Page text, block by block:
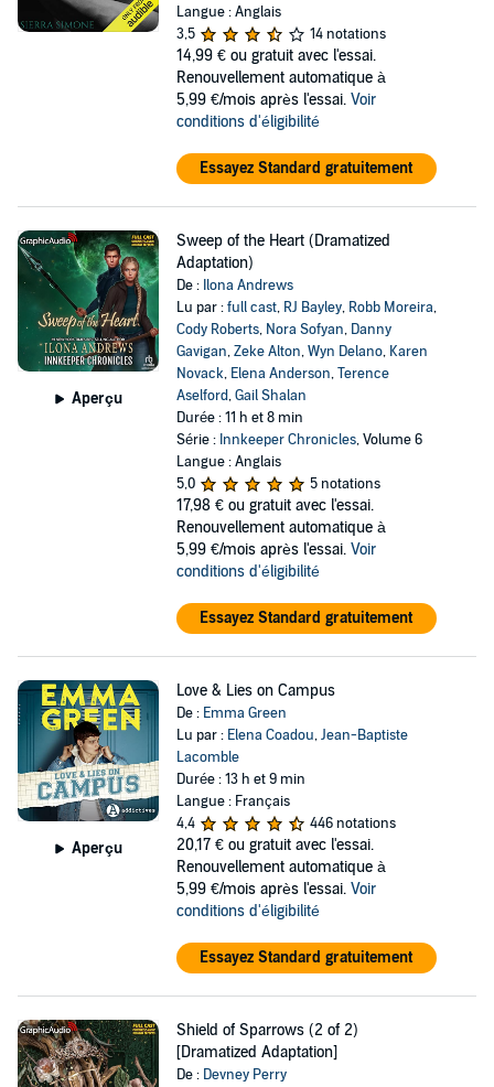
Langue : Anglais
3,5
14 notations
14,99 € ou gratuit avec l'essai.
Renouvellement automatique à
5,99 €/mois après l'essai. Voir
conditions d'éligibilité
Essayez Standard gratuitement
Aperçu
Sweep of the Heart (Dramatized
Adaptation)
De : Ilona Andrews
Lu par :full cast, RJ Bayley, Robb Moreira,
Cody Roberts, Nora Sofyan, Danny
Gavigan,Zeke Alton,Wyn Delano, Karen
Novack, Elena Anderson,Terence
Aselford,Gail Shalan
Durée : 11 h et 8 min
Série : Innkeeper Chronicles, Volume 6
Langue : Anglais
5,0
5 notations
17,98 € ou gratuit avec l'essai.
Renouvellement automatique à
5,99 €/mois après l'essai. Voir
conditions d'éligibilité
Essayez Standard gratuitement
Aperçu
Love & Lies on Campus
De : Emma Green
Lu par : Elena Coadou,Jean-Baptiste
Lacomble
Durée : 13 h et 9 min
Langue : Français
4,4
446 notations
20,17 € ou gratuit avec l'essai.
Renouvellement automatique à
5,99 €/mois après l'essai. Voir
conditions d'éligibilité
Essayez Standard gratuitement
Shield of Sparrows (2 of 2)
[Dramatized Adaptation]
De : Devney Perry